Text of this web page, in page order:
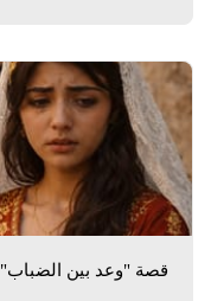
قصة "وعد بين الضباب" -ج12- للكاتبة لينا صياغة